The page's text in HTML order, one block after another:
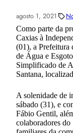
agosto 1, 2021
Como parte da
Caxias à
(01), a Prefeitura
de Água e
Simplificado de
Santana,
A solenidade de
sábado (31), e
Fábio Gentil,
colaboradores